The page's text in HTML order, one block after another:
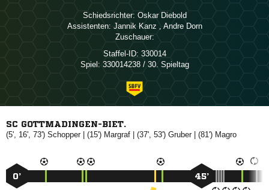
Schiedsrichter:  
Assistenten:   ,  
Zuschauer:
Staffel-ID: 330014
Spiel: 330014238 / 30. Spieltag
SC GOTTMADINGEN-BIET.
(5', 16', 73') | (15')  | (37', 53') | (81') 
0’ 45’